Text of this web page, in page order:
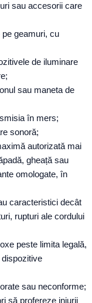
sau accesorii care
geamuri, cu
de iluminare
sau maneta de
în mers;
sonoră;
autorizată mai
gheață sau
omologate, în
caracteristici decât
rupturi ale cordului
peste limita legală,
sau neconforme;
să profereze injurii